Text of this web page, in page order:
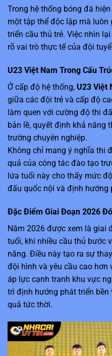
Trong hệ thống bóng đá
một tập thể độc lập mà
triển cầu thủ trẻ. Việc nhìn
rõ vai trò thực tế của đội
U23 Việt Nam Trong Cấu
Ở cấp độ hệ thống, U23 Việt
giữa các đội trẻ và cấp độ
làm quen với cường độ thi
bản lề, quyết định khả năng
trường chuyên nghiệp.
Không chỉ mang ý nghĩa thi
quả của công tác đào tạo
lứa tuổi này cho thấy mức
đấu quốc nội và định hướng
Đặc Điểm Giai Đoạn 2026
Năm 2026 được xem là giai
tuổi, khi nhiều cầu thủ bước
năng. Điều này tạo ra sự
đội hình và yêu cầu cao hơn
áp lực cạnh tranh khu vực
trì định hướng phát triển
quả tức thời.